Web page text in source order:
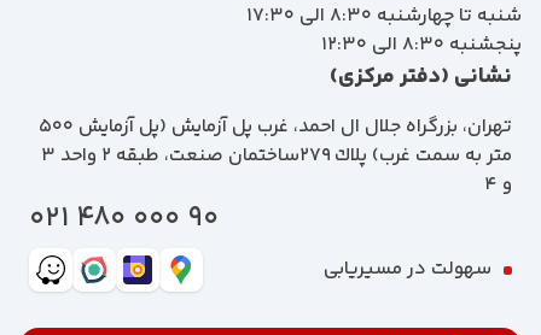
شنبه تا چهارشنبه 8:30 الی 17:30
پنجشنبه 8:30 الی 12:30
نشانی (دفتر مرکزی)
تهران، بزرگراه جلال ال احمد، غرب پل آزمايش (پل آزمايش ٥٠٠
متر به سمت غرب) پلاك 279ساختمان صنعت، طبقه 2 واحد 3
و 4
90 000 480 021
سهولت در مسیریابی